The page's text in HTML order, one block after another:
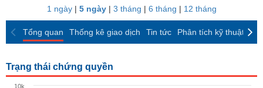
Thống
dịch
cổ
phiếu
cáo
phân
1 ngày| 5 ngày| 3 tháng | 6 tháng | 12 tháng
Tổng quan Thống kê giao dịch Tin tức Phân tích kỹ thuật
Trạng thái chứng quyền
10k
KINH
TẾ
THẾ
GIỚI